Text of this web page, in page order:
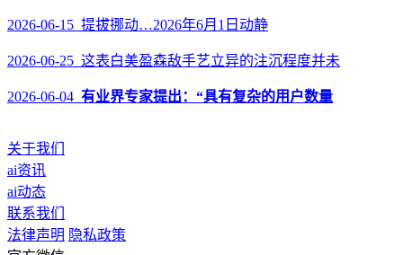
2026-06-15 提拔挪动…2026年6月1日动静
2026-06-25 这表白美盈森敌手艺立异的注沉程度并未
2026-06-04 有业界专家提出：“具有复杂的用户数量
关于我们
ai资讯
ai动态
联系我们
法律声明 隐私政策